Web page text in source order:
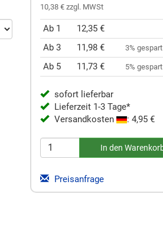
10,38 € zzgl. MWSt
Ab 1
12,35 €
Ab 3
11,98 € 3% gespart
Ab 5 11,73 € 5% gespart
sofort lieferbar
Lieferzeit 1-3 Tage*
Versandkosten
: 4,95 €
Preisanfrage